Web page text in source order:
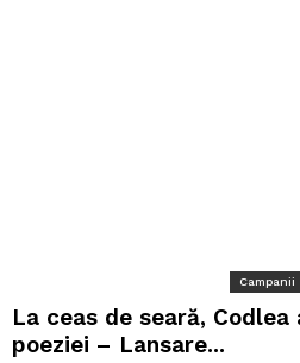
Campanii
La ceas de seară,
poeziei – Lansare...